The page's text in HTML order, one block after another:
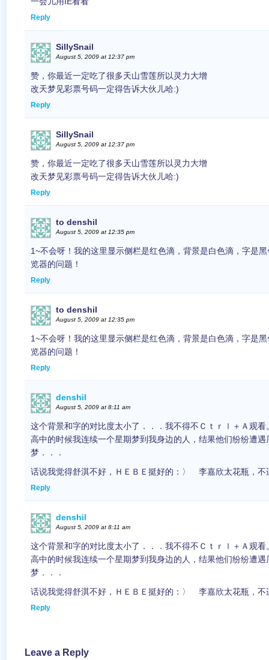
Reply
SillySnail
August 5, 2009 at 12:37 pm
赞，你最近一定吃了很多天山雪莲所以灵力大增
改天梦见彩票号码一定得告诉大伙儿哈:)
Reply
SillySnail
August 5, 2009 at 12:37 pm
赞，你最近一定吃了很多天山雪莲所以灵力大增
改天梦见彩票号码一定得告诉大伙儿哈:)
Reply
to denshil
August 5, 2009 at 12:35 pm
1~不会呀！我的这里显示侧栏是红色滴，背景是白色滴，字是
览器的问题！
Reply
to denshil
August 5, 2009 at 12:35 pm
1~不会呀！我的这里显示侧栏是红色滴，背景是白色滴，字是
览器的问题！
Reply
denshil
August 5, 2009 at 8:11 am
这个背景和字的对比度太小了．．．我不得不Ｃｔｒｌ＋Ａ观看
高中的时候我连续一个星期梦到我身边的人，结果他们纷纷遭
梦．．．
话说我觉得舒淇不好，ＨＥＢＥ挺好的：〉 李嘉欣太花瓶，不
Reply
denshil
August 5, 2009 at 8:11 am
这个背景和字的对比度太小了．．．我不得不Ｃｔｒｌ＋Ａ观看
高中的时候我连续一个星期梦到我身边的人，结果他们纷纷遭
梦．．．
话说我觉得舒淇不好，ＨＥＢＥ挺好的：〉 李嘉欣太花瓶，不
Reply
Leave a Reply